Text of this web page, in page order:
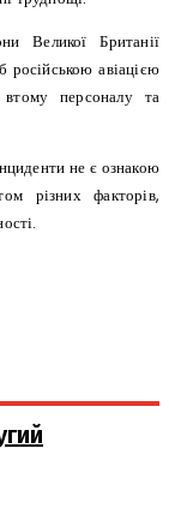
Великої Британії
російською авіацією
персоналу та
не є ознакою
різних факторів,